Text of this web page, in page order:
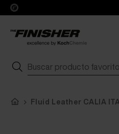
Fluid Leather CALIA